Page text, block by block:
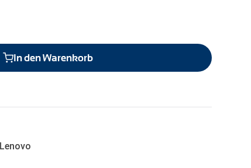
In den Warenkorb
Lenovo